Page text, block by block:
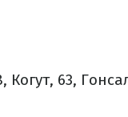
Когут, 63,